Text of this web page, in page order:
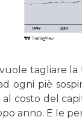
tagliare la
ogni piè
costo del
anno. E le